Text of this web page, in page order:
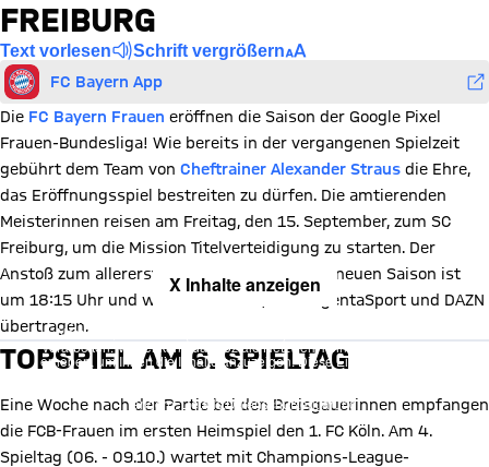
FREIBURG
Text vorlesen Schrift vergrößern
FC Bayern App
Die FC Bayern Frauen eröffnen die Saison der Google Pixel
Frauen-Bundesliga! Wie bereits in der vergangenen Spielzeit
gebührt dem Team von Cheftrainer Alexander Straus die Ehre,
das Eröffnungsspiel bestreiten zu dürfen. Die amtierenden
Meisterinnen reisen am Freitag, den 15. September, zum SC
Freiburg, um die Mission Titelverteidigung zu starten. Der
Anstoß zum allerersten Bundesligaspiel der neuen Saison ist
um 18:15 Uhr und wird live im ZDF, auf MagentaSport und DAZN
übertragen.
X Inhalte anzeigen
Netzwerk, Ihre Daten (z. B. IP-Adresse) mit Hilfe von Cookies zu
verarbeiten. Vorher kann das soziale Netzwerk keine Daten über Sie
erheben, um Ihnen die Inhalte anzuzeigen. Diese Einstellung wird für
alle Inhalte des sozialen Netzwerks auf unserer Website gespeichert
ändern. Details:Datenschutzerklärung
TOPSPIEL AM 6. SPIELTAG
Eine Woche nach der Partie bei den Breisgauerinnen empfangen
die FCB-Frauen im ersten Heimspiel den 1. FC Köln. Am 4.
Spieltag (06. - 09.10.) wartet mit Champions-League-